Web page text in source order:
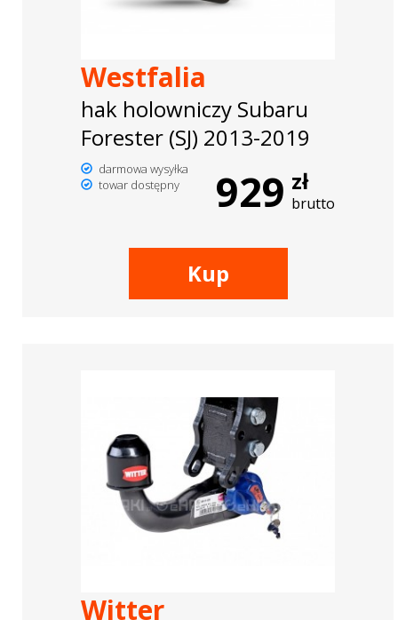
Westfalia
hak holowniczy Subaru
Forester (SJ) 2013-2019
darmowa wysyłka
towar dostępny
929 zł
brutto
Kup
Witter